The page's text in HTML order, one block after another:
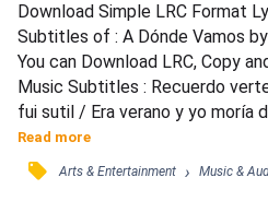
Download Simple LRC Format
Subtitles of : A Dónde Vamos
You can Download LRC, Copy
Music Subtitles : Recuerdo
fui sutil / Era verano y yo moría
quise beber, beber de ti / De ti,
de ti, y / No hay trago que sepa
en Madrid / Y no sé, no sé, no
Read more
󰓹 Arts & Entertainment › Music &